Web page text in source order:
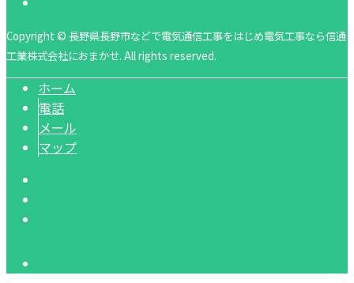
Copyright © 長野県長野市などで電気通信工事をはじめ電気工事なら信通
工業株式会社におまかせ. All rights reserved.
ホーム
電話
メール
マップ